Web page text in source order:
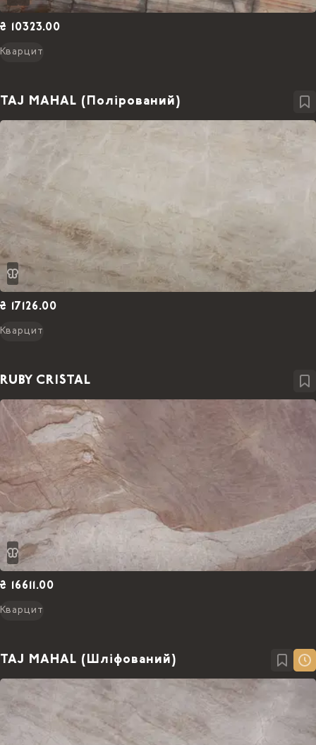
₴ 10323.00
Кварцит
TAJ MAHAL (Полірований)
₴ 17126.00
Кварцит
RUBY CRISTAL
₴ 16611.00
Кварцит
TAJ MAHAL (Шліфований)